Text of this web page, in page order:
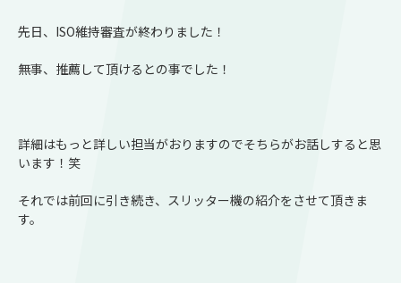
先日、ISO維持審査が終わりました！
無事、推薦して頂けるとの事でした！
詳細はもっと詳しい担当がおりますのでそちらがお話しすると思
います！笑
それでは前回に引き続き、スリッター機の紹介をさせて頂きま
す。